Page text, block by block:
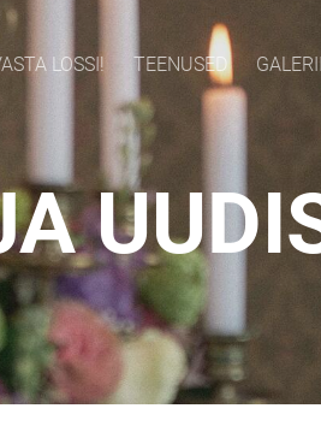
LOSSI! TEENUSED GALERII